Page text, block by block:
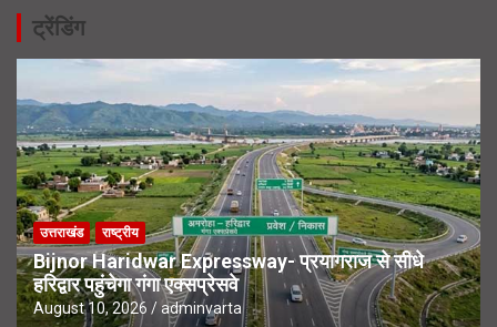
ट्रेंडिंग
उत्तराखंड राष्ट्रीय
Bijnor Haridwar Expressway- प्रयागराज से सीधे
हरिद्वार पहुंचेगा गंगा एक्सप्रेसवे
August 10, 2026 adminvarta